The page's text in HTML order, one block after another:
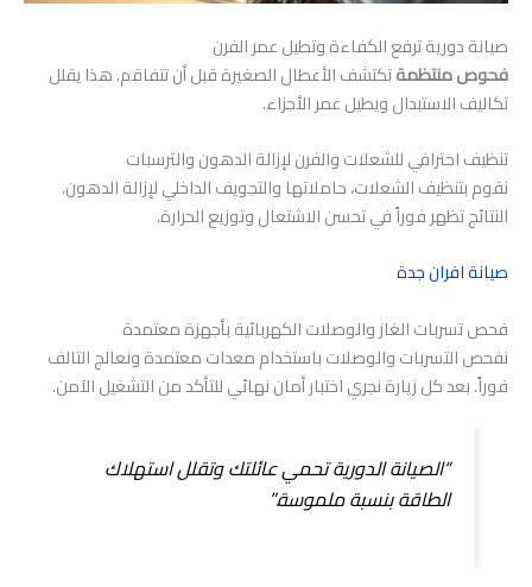
صيانة دورية ترفع الكفاءة وتطيل عمر الفرن
فحوص منتظمةتكتشف الأعطال الصغيرة قبل أن تتفاقم. هذا يقلل
تكاليف الاستبدال ويطيل عمر الأجزاء.
تنظيف احترافي للشعلات والفرن لإزالة الدهون والترسبات
نقوم بتنظيف الشعلات، حاملاتها والتجويف الداخلي لإزالة الدهون.
النتائج تظهر فوراً في تحسن الاشتعال وتوزيع الحرارة.
صيانة افران جدة
فحص تسربات الغاز والوصلات الكهربائية بأجهزة معتمدة
نفحص التسربات والوصلات باستخدام معدات معتمدة ونعالج التالف
فوراً. بعد كل زيارة نجري اختبار أمان نهائي للتأكد من التشغيل الآمن.
“الصيانة الدورية تحمي عائلتك وتقلل استهلاك
الطاقة بنسبة ملموسة.”